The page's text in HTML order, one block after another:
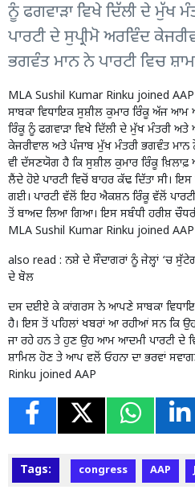
ਨੂੰ ਫਗਵਾੜਾ ਵਿਖੇ ਦਿੱਲੀ ਦੇ ਮੁੱਖ
ਪਾਰਟੀ ਦੇ ਸੁਪ੍ਰੀਮੋ ਅਰਵਿੰਦ
ਭਗਵੰਤ ਮਾਨ ਨੇ ਪਾਰਟੀ ਵਿਚ
MLA Sushil Kumar Rinku joined
ਸਾਬਕਾ ਵਿਧਾਇਕ ਸੁਸ਼ੀਲ ਕੁਮਾਰ ਰਿੰਕੂ ਅੱਜ ਆਮ
ਰਿੰਕੂ ਨੂੰ ਫਗਵਾੜਾ ਵਿਖੇ ਦਿੱਲੀ ਦੇ ਮੁੱਖ ਮੰਤਰੀ
ਕੇਜਰੀਵਾਲ ਅਤੇ ਪੰਜਾਬ ਮੁੱਖ ਮੰਤਰੀ ਭਗਵੰਤ ਮਾਨ
ਵੀ ਦੱਸਣਯੋਗ ਹੈ ਕਿ ਸੁਸ਼ੀਲ ਕੁਮਾਰ ਰਿੰਕੂ
ਲੈਂਦੇ ਹੋਏ ਪਾਰਟੀ ਵਿਚੋਂ ਬਾਹਰ ਕੱਢ ਦਿੱਤਾ ਸੀ। ਇਸ
ਗਈ। ਪਾਰਟੀ ਵੱਲੋਂ ਇਹ ਐਕਸ਼ਨ ਰਿੰਕੂ ਵੱਲੋਂ
ਤੋਂ ਬਾਅਦ ਲਿਆ ਗਿਆ। ਇਸ ਸਬੰਧੀ ਹਰੀਸ਼
MLA Sushil Kumar Rinku joined AAP
also read : ਨਸ਼ੇ ਦੇ ਸੌਦਾਗਰਾਂ ਨੂੰ ਜੇਲ੍ਹਾਂ ‘ਚ
ਦੇ ਬੋਲ
ਦਸ ਦਈਏ ਕੇ ਕਾਂਗਰਸ ਨੇ ਆਪਣੇ ਸਾਬਕਾ
ਹੈ। ਇਸ ਤੋਂ ਪਹਿਲਾਂ ਖਬਰਾਂ ਆ ਰਹੀਆਂ ਸਨ ਕਿ
ਜਾ ਰਹੇ ਹਨ ਤੇ ਹੁਣ ਉਹ ਆਮ ਆਦਮੀ ਪਾਰਟੀ ਦੇ
ਸ਼ਾਮਿਲ ਹੋਣ ਤੇ ਆਪ ਵਲੋਂ ਓਹਨਾ ਦਾ ਭਰਵਾਂ
Rinku joined AAP
Tags: congress AAP